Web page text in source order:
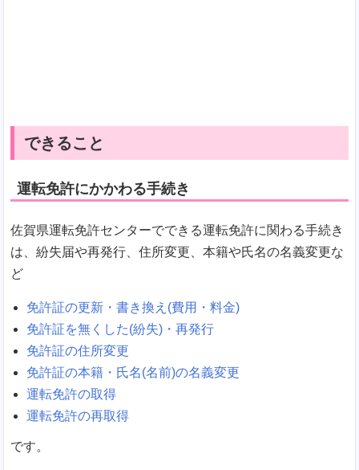
できること
運転免許にかかわる手続き
佐賀県運転免許センターでできる運転免許に関わる手続き
は、紛失届や再発行、住所変更、本籍や氏名の名義変更な
ど
免許証の更新・書き換え(費用・料金)
免許証を無くした(紛失)・再発行
免許証の住所変更
免許証の本籍・氏名(名前)の名義変更
運転免許の取得
運転免許の再取得
です。